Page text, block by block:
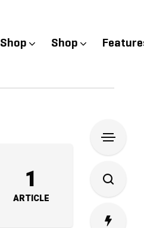
Shop Shop
1
ARTICLE